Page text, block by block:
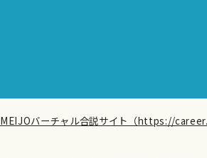
MEIJOバーチャル合説サイト（https://